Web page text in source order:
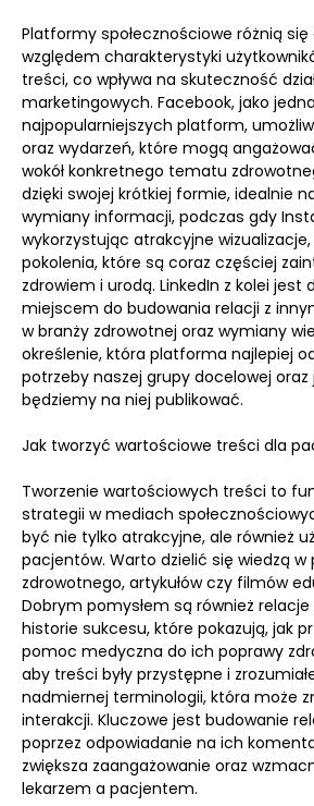
Platformy społecznościowe różnią
względem charakterystyki
treści, co wpływa na skuteczność
marketingowych. Facebook, jako
najpopularniejszych platform,
oraz wydarzeń, które mogą
wokół konkretnego tematu
dzięki swojej krótkiej formie, idealnie
wymiany informacji, podczas gdy
wykorzystując atrakcyjne
pokolenia, które są coraz częściej
zdrowiem i urodą. LinkedIn z kolei jest
miejscem do budowania relacji z
w branży zdrowotnej oraz wymiany
określenie, która platforma najlepiej
potrzeby naszej grupy docelowej oraz
będziemy na niej publikować.
Jak tworzyć wartościowe treści dla
Tworzenie wartościowych treści to
strategii w mediach
być nie tylko atrakcyjne, ale również
pacjentów. Warto dzielić się wiedzą
zdrowotnego, artykułów czy filmów
Dobrym pomysłem są również
historie sukcesu, które pokazują, jak
pomoc medyczna do ich poprawy
aby treści były przystępne i
nadmiernej terminologii, która może
interakcji. Kluczowe jest budowanie
poprzez odpowiadanie na ich
zwiększa zaangażowanie oraz
lekarzem a pacjentem.